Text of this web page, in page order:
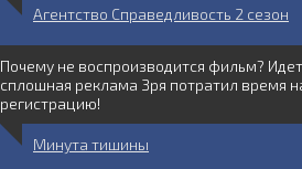
Агентство Справедливость 2 сезон
Почему не воспроизводится фильм? Идет
сплошная реклама Зря потратил время
регистрацию!
Минута тишины